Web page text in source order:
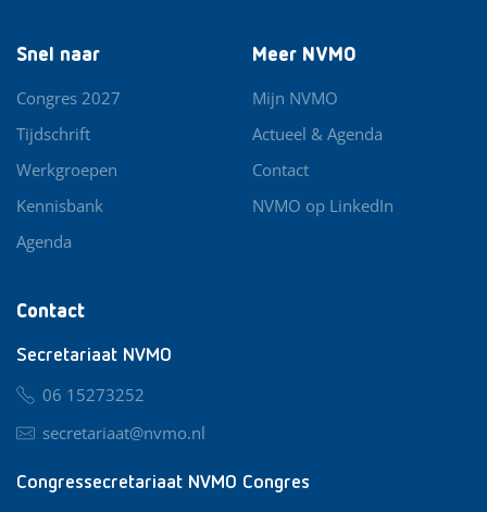
Contact
Secretariaat NVMO
06 15273252
secretariaat@nvmo.nl
Congressecretariaat NVMO Congres
Snel naar
Congres 2027
Tijdschrift
Werkgroepen
Kennisbank
Agenda
Meer NVMO
Mijn NVMO
Actueel & Agenda
Contact
NVMO op LinkedIn